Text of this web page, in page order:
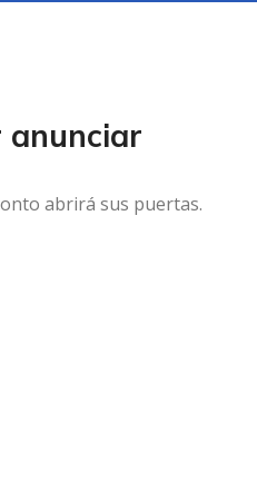
anunciar
abrirá sus puertas.